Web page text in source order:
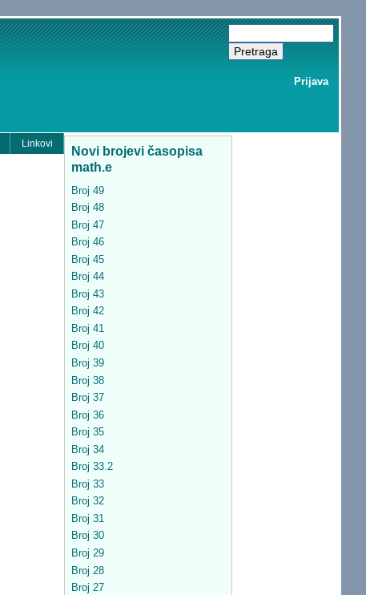
Prijava
Linkovi
Novi brojevi časopisa
math.e
Broj 49
Broj 48
Broj 47
Broj 46
Broj 45
Broj 44
Broj 43
Broj 42
Broj 41
Broj 40
Broj 39
Broj 38
Broj 37
Broj 36
Broj 35
Broj 34
Broj 33.2
Broj 33
Broj 32
Broj 31
Broj 30
Broj 29
Broj 28
Broj 27